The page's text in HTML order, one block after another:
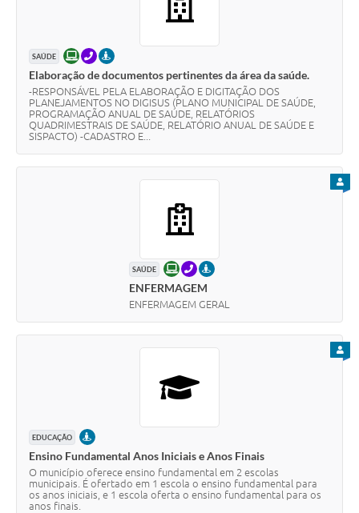
SAÚDE ONLINETELEFONEPRESENCIAL
Elaboração de documentos pertinentes da área da saúde.
-RESPONSÁVEL PELA ELABORAÇÃO E DIGITAÇÃO DOS
PLANEJAMENTOS NO DIGISUS (PLANO MUNICIPAL DE SAÚDE,
PROGRAMAÇÃO ANUAL DE SAÚDE, RELATÓRIOS
QUADRIMESTRAIS DE SAÚDE, RELATÓRIO ANUAL DE SAÚDE E
SISPACTO) -CADASTRO E...
SAÚDE ONLINETELEFONEPRESENCIAL
ENFERMAGEM
ENFERMAGEM GERAL
EDUCAÇÃO PRESENCIAL
Ensino Fundamental Anos Iniciais e Anos Finais
O município oferece ensino fundamental em 2 escolas
municipais. É ofertado em 1 escola o ensino fundamental para
os anos iniciais, e 1 escola oferta o ensino fundamental para os
anos finais.